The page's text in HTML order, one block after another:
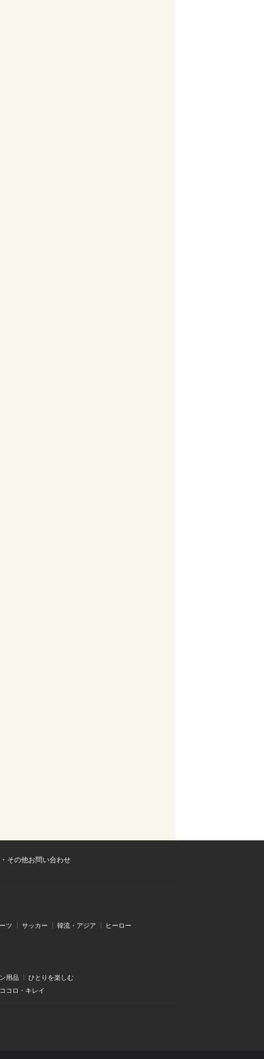
その他お問い合わせ
ツ サッカー 韓流・アジア ヒーロー
用品
ひとりを楽しむ
コロ・キレイ